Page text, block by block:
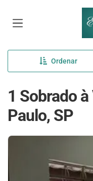
Ordenar
1 Sobrado
Paulo, SP